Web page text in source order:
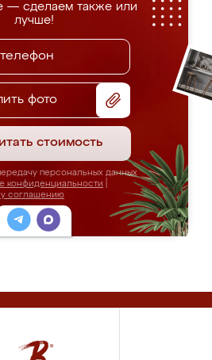
— сделаем также или
лучше!
фото
стоимость
персональных данных
конфиденциальности
соглашению